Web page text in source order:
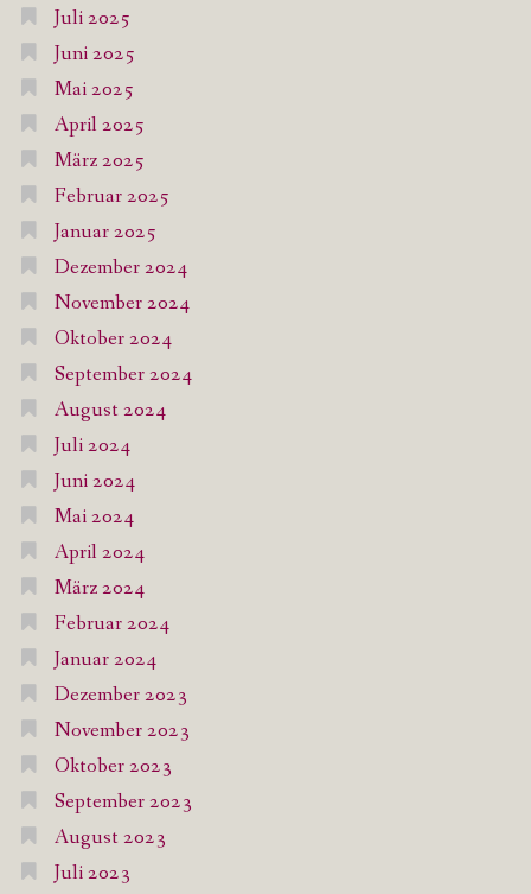
Juli 2025
Juni 2025
Mai 2025
April 2025
März 2025
Februar 2025
Januar 2025
Dezember 2024
November 2024
Oktober 2024
September 2024
August 2024
Juli 2024
Juni 2024
Mai 2024
April 2024
März 2024
Februar 2024
Januar 2024
Dezember 2023
November 2023
Oktober 2023
September 2023
August 2023
Juli 2023